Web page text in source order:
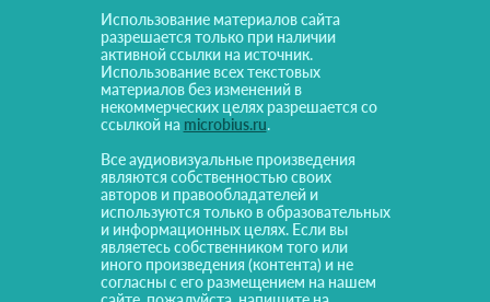
Использование материалов сайта
разрешается только при наличии
активной ссылки на источник.
Использование всех текстовых
материалов без изменений в
некоммерческих целях разрешается со
ссылкой на microbius.ru.
Все аудиовизуальные произведения
являются собственностью своих
авторов и правообладателей и
используются только в образовательных
и информационных целях. Если вы
являетесь собственником того или
иного произведения (контента) и не
согласны с его размещением на нашем